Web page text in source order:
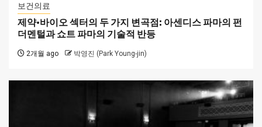
보건의료
제약·바이오 섹터의 두 가지 변곡점: 아센디스 파마의 펀
더멘털과 쇼트 파마의 기술적 반등
2개월 ago 박영진 (Park Young-jin)